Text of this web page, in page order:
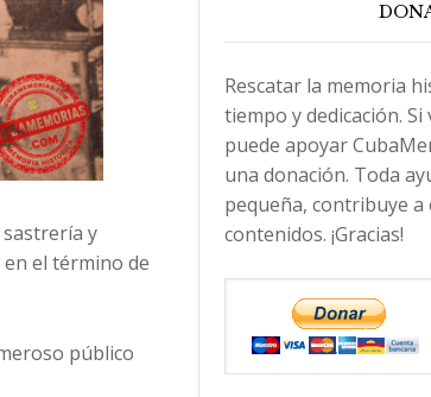
sastrería y
el término de
público
Rescatar la memoria
tiempo y dedicación.
puede apoyar
una donación. Toda
pequeña, contribuye a
contenidos. ¡Gracias!